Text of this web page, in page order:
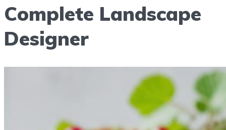
Complete Landscape
Designer